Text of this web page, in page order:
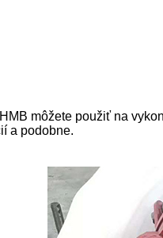
môžete použiť na
a podobne.